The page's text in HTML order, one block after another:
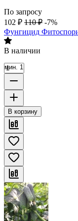
По запросу
102 ₽ 110 ₽ -7%
Фунгицид
В наличии
мин. 1
В корзину